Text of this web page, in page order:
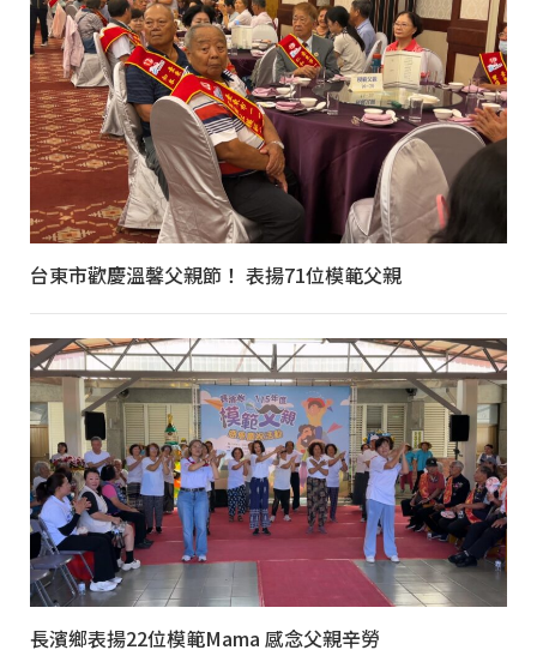
台東市歡慶溫馨父親節！ 表揚71位模範父親
長濱鄉表揚22位模範Mama 感念父親辛勞